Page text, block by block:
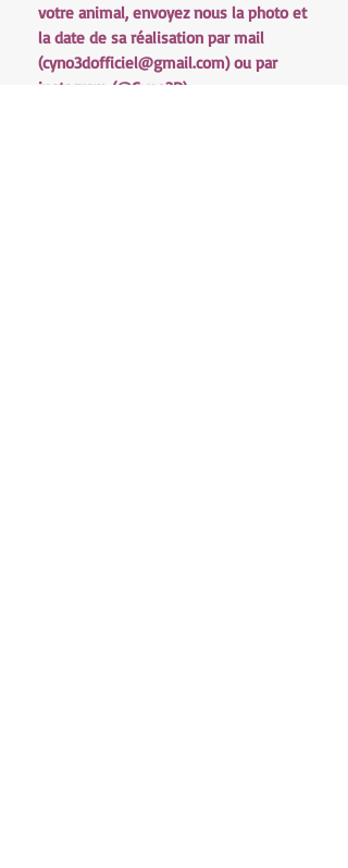
votre animal, envoyez nous la photo et
la date de sa réalisation par mail
(cyno3dofficiel@gmail.com) ou par
instagram (@Cyno3D)